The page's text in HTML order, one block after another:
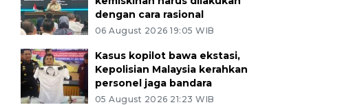
dengan cara rasional
06 August 2026 19:05 WIB
Kasus kopilot bawa ekstasi,
Kepolisian Malaysia kerahkan
personel jaga bandara
05 August 2026 21:23 WIB